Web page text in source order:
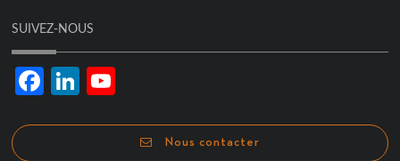
SUIVEZ-NOUS
FacebookLinkedIn
Nous contacter